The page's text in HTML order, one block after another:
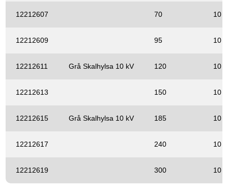
12212607 70 10
12212609 95 10
12212611 Grå Skalhylsa 10 kV 120 10
12212613 150 10
12212615 Grå Skalhylsa 10 kV 185 10
12212617 240 10
12212619 300 10